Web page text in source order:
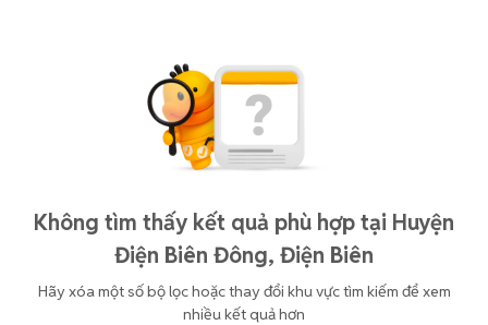
Không tìm thấy kết quả phù hợp tại Huyện
Điện Biên Đông, Điện Biên
Hãy xóa một số bộ lọc hoặc thay đổi khu vực tìm kiếm để xem
nhiều kết quả hơn